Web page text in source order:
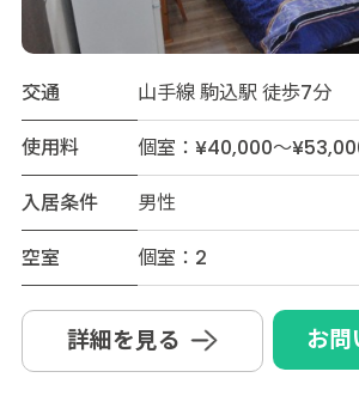
交通
山手線 駒込駅 徒歩7分
使用料
個室：¥40,000～
入居条件
男性
空室
個室：2
詳細を見る お問